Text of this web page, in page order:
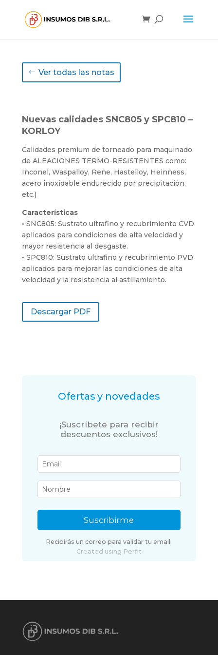
Ver todas las notas
Nuevas calidades SNC805 y SPC810 –
KORLOY
Calidades premium de torneado para maquinado
de ALEACIONES TERMO-RESISTENTES como:
Inconel, Waspalloy, Rene, Hastelloy, Heinness,
acero inoxidable endurecido por precipitación,
etc.)
Características
• SNC805: Sustrato ultrafino y recubrimiento CVD
aplicados para condiciones de alta velocidad y
mayor resistencia al desgaste.
• SPC810: Sustrato ultrafino y recubrimiento PVD
aplicados para mejorar las condiciones de alta
velocidad y la resistencia al astillamiento.
Descargar PDF
Ofertas y novedades
¡Suscríbete para recibir
descuentos exclusivos!
Suscribirme
Recibirás un correo para validar tu email.
Created using Perfit